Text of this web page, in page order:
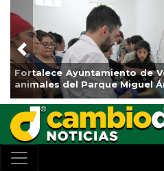
de Veracruz el cuidado de los
Ángel de Quevedo
Previous